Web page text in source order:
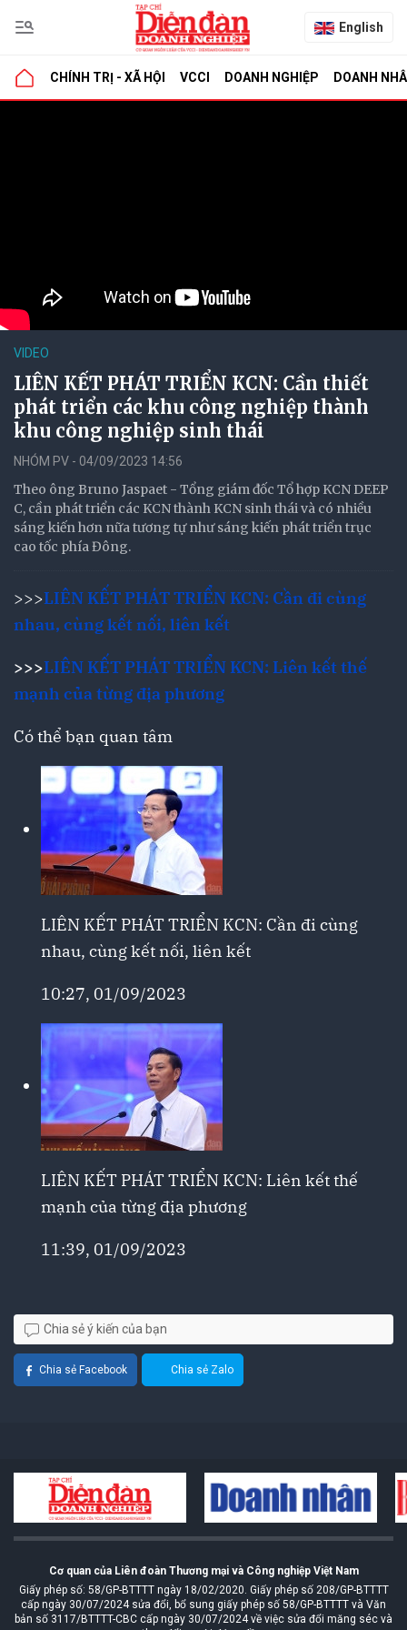
English
CHÍNH TRỊ - XÃ HỘI VCCI DOANH NGHIỆP DOANH
VIDEO
LIÊN KẾT PHÁT TRIỂN KCN: Cần thiết
phát triển các khu công nghiệp thành
khu công nghiệp sinh thái
NHÓM PV - 04/09/2023 14:56
Theo ông Bruno Jaspaet - Tổng giám đốc Tổ hợp KCN DEEP
C, cần phát triển các KCN thành KCN sinh thái và có nhiều
sáng kiến hơn nữa tương tự như sáng kiến phát triển trục
cao tốc phía Đông.
>>>LIÊN KẾT PHÁT TRIỂN KCN: Cần đi cùng
nhau, cùng kết nối, liên kết
>>>LIÊN KẾT PHÁT TRIỂN KCN: Liên kết thế
mạnh của từng địa phương
Có thể bạn quan tâm
LIÊN KẾT PHÁT TRIỂN KCN: Cần đi cùng
nhau, cùng kết nối, liên kết
10:27, 01/09/2023
LIÊN KẾT PHÁT TRIỂN KCN: Liên kết thế
mạnh của từng địa phương
11:39, 01/09/2023
Chia sẻ ý kiến của bạn
Chia sẻ Facebook Chia sẻ Zalo
Cơ quan của Liên đoàn Thương mại và Công nghiệp Việt Nam
Giấy phép số: 58/GP-BTTTT ngày 18/02/2020. Giấy phép số 208/GP-BTTTT
cấp ngày 30/07/2024 sửa đổi, bổ sung giấy phép số 58/GP-BTTTT và Văn
bản số 3117/BTTTT-CBC cấp ngày 30/07/2024 về việc sửa đổi măng séc và